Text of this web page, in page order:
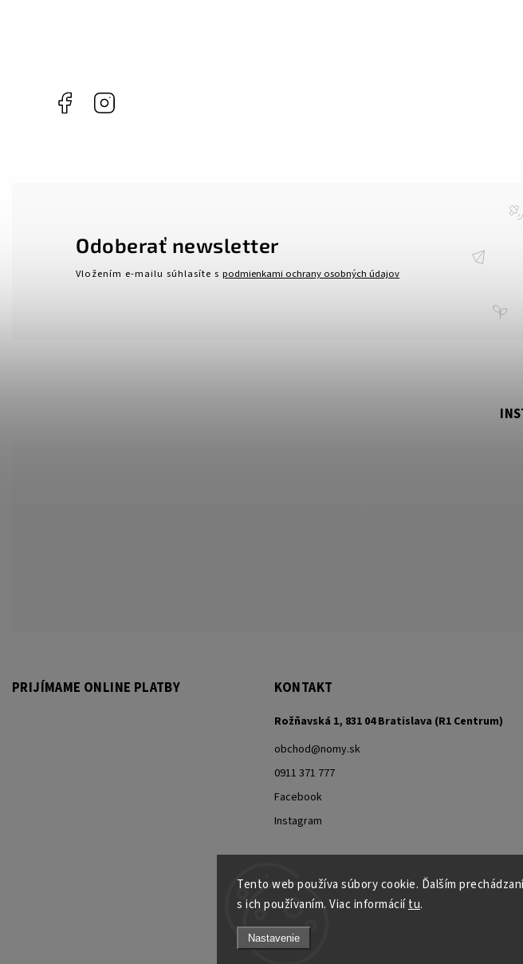
Tento web používa súbory cookie. Ďalším
s ich používaním. Viac informáciítu.
Nastavenie
Facebook
PRIJÍMAME ONLINE PLATBY KONTAKT
Rožňavská 1, 831 04 Bratislava (R1 Centrum)
obchod@nomy.sk
0911 371 777
Facebook
Instagram
Odoberať newsletter
Vložením e-mailu súhlasíte s podmienkami ochrany osobných údajov